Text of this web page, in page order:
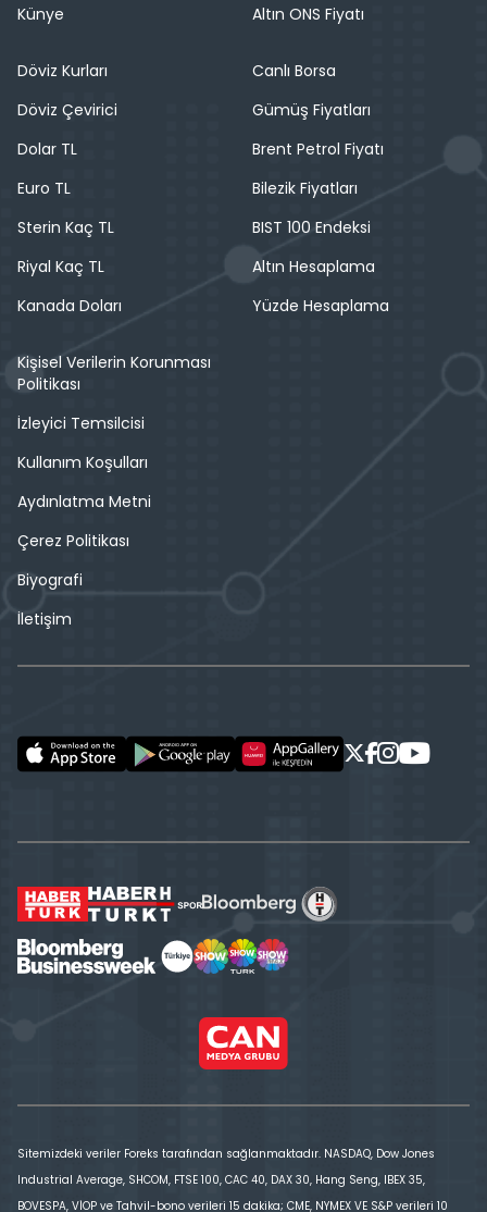
Künye
Altın ONS Fiyatı
Döviz Kurları
Döviz Çevirici
Dolar TL
Euro TL
Sterin Kaç TL
Riyal Kaç TL
Kanada Doları
Canlı Borsa
Gümüş Fiyatları
Brent Petrol Fiyatı
Bilezik Fiyatları
BIST 100 Endeksi
Altın Hesaplama
Yüzde Hesaplama
Kişisel Verilerin Korunması
Politikası
İzleyici Temsilcisi
Kullanım Koşulları
Aydınlatma Metni
Çerez Politikası
Biyografi
İletişim
Sitemizdeki veriler Foreks tarafından sağlanmaktadır. NASDAQ, Dow Jones
Industrial Average, SHCOM, FTSE 100, CAC 40, DAX 30, Hang Seng, IBEX 35,
BOVESPA, VİOP ve Tahvil-bono verileri 15 dakika; CME, NYMEX VE S&P verileri 10